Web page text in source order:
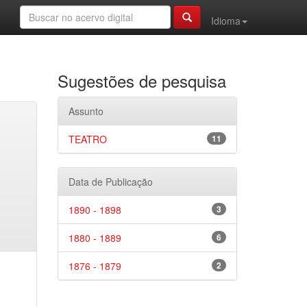
Idioma
Sugestões de pesquisa
Assunto
11
TEATRO
Data de Publicação
3
1890 - 1898
6
1880 - 1889
2
1876 - 1879